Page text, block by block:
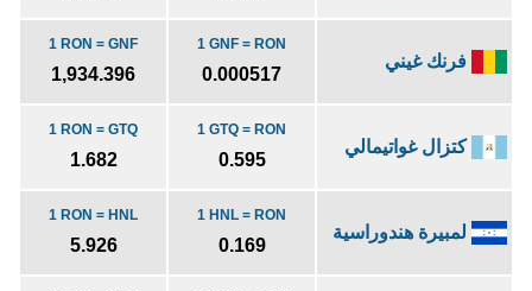
فرنك غيني
1 GNF = RON
0.000517
1 RON = GNF
1,934.396
كتزال غواتيمالي
1 GTQ = RON
0.595
1 RON = GTQ
1.682
لمبيرة هندوراسية
1 HNL = RON
0.169
1 RON = HNL
5.926